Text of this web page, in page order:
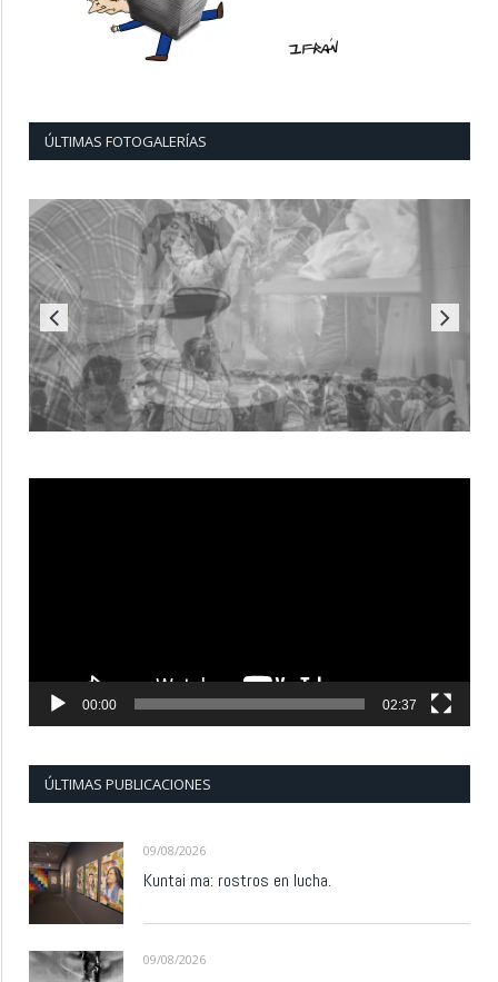
ÚLTIMAS FOTOGALERÍAS
00:00 02:37
ÚLTIMAS PUBLICACIONES
09/08/2026
Kuntai ma: rostros en lucha.
09/08/2026